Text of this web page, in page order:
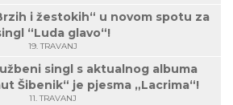
i žestokih“ u novom spotu za
“Luda glavo“!
19. TRAVANJ
singl s aktualnog albuma
Šibenik“ je pjesma „Lacrima“!
11. TRAVANJ